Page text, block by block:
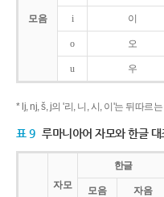
모음 i 이
o 오
u 우
* lj, nj, š, j의 '리, 니, 시, 이'는 뒤따르
표 9 루마니아어 자모와 한글 대
자모
한글
모음
자음